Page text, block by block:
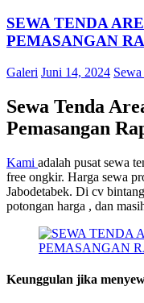
SEWA TENDA
PEMASANGAN
Galeri Juni 14, 2024
Sewa Tenda
Pemasangan
Kami adalah pusat sewa
free ongkir. Harga sewa
Jabodetabek. Di cv
potongan harga , dan
Keunggulan jika